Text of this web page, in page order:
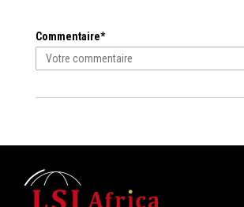
Commentaire*